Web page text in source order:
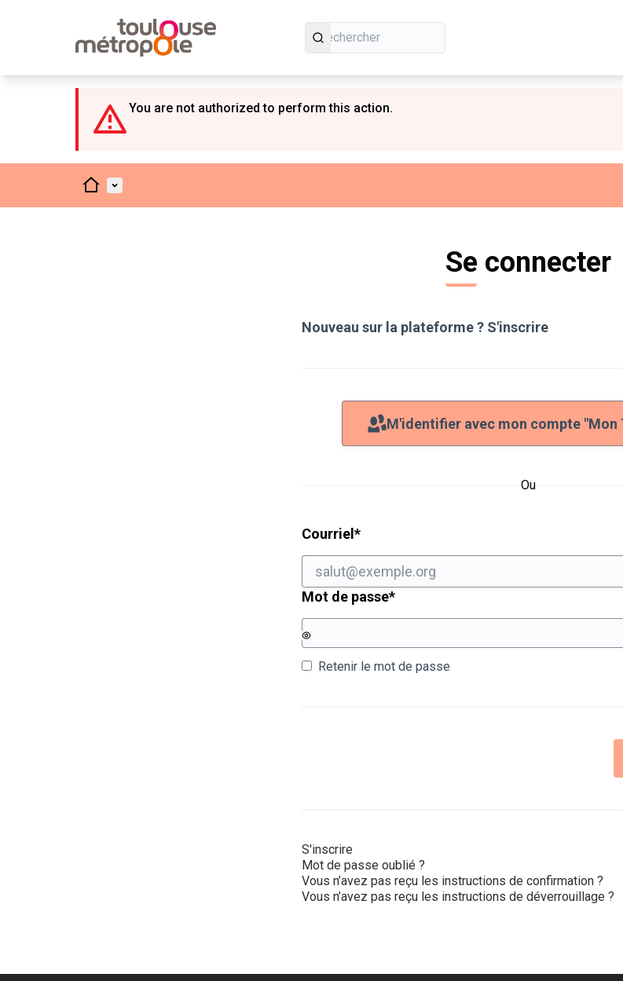
You are not authorized to perform this action.
AccueilMenu principal
Se connecter
Nouveau sur la plateforme ? S'inscrire
M'identifier avec mon compte "Mon
Ou
Courriel *Champ obligatoire
Mot de passe*Champ obligatoire
Retenir le mot de passe
S'inscrire
Mot de passe oublié ?
Vous n’avez pas reçu les instructions de confirmation ?
Vous n’avez pas reçu les instructions de déverrouillage ?